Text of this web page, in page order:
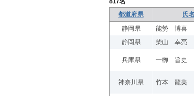
都道府県 氏名
静岡県
能勢 博喜
静岡県
柴山 幸亮
兵庫県 一栁 旨史
神奈川県 竹本 龍美